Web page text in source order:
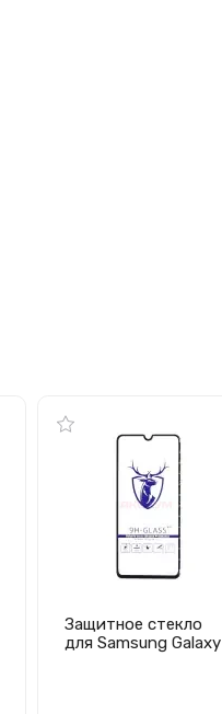
Защитное стекло
для Samsung Galaxy